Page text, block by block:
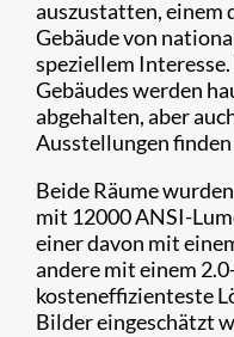
auszustatten, einem
Gebäude von
speziellem
Gebäudes werden
abgehalten, aber
Ausstellungen
Beide Räume
mit 12000 ANSI-
einer davon mit
andere mit einem
kosteneffizienteste
Bilder eingeschätzt